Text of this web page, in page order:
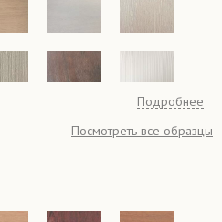
Посмотреть все образцы
Подробнее